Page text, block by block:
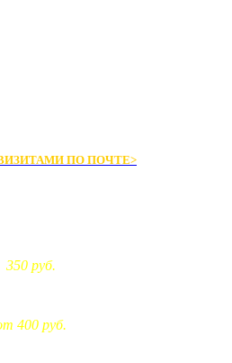
ПО ПОЧТЕ>
350 руб.
400 руб.